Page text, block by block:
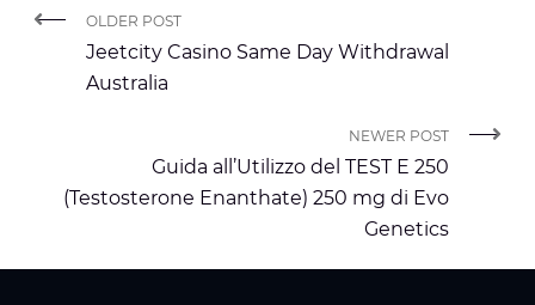
OLDER POST
Jeetcity Casino Same Day Withdrawal
Australia
NEWER POST
Guida all’Utilizzo del TEST E 250
(Testosterone Enanthate) 250 mg di Evo
Genetics